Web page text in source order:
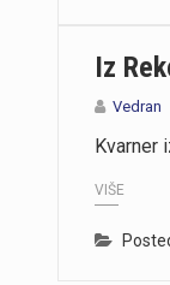
Iz
Vedran
Kvarner
VIŠE